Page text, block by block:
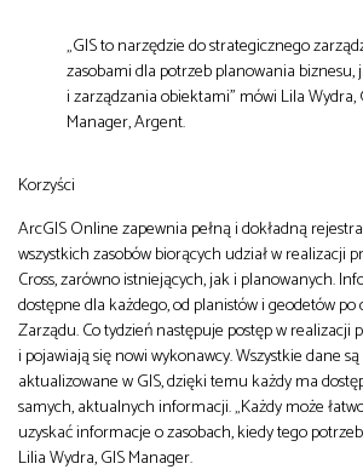
„GIS to narzędzie do strategicznego
zasobami dla potrzeb planowania biznesu,
i zarządzania obiektami” mówi Lila Wydra,
Manager, Argent.
Korzyści
ArcGIS Online zapewnia pełną i dokładną
wszystkich zasobów biorących udział w realizacji
Cross, zarówno istniejących, jak i planowanych.
dostępne dla każdego, od planistów i geodetów po
Zarządu. Co tydzień następuje postęp w realizacji
i pojawiają się nowi wykonawcy. Wszystkie dane
aktualizowane w GIS, dzięki temu każdy ma
samych, aktualnych informacji. „Każdy może
uzyskać informacje o zasobach, kiedy tego
Lilia Wydra, GIS Manager.